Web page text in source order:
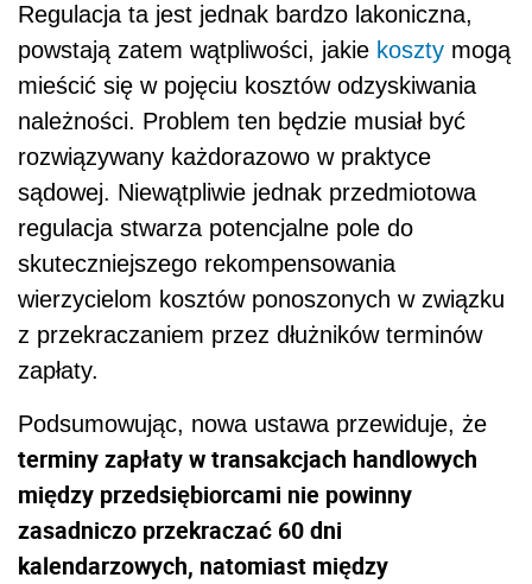
Regulacja ta jest jednak bardzo lakoniczna,
powstają zatem wątpliwości, jakie koszty mogą
mieścić się w pojęciu kosztów odzyskiwania
należności. Problem ten będzie musiał być
rozwiązywany każdorazowo w praktyce
sądowej. Niewątpliwie jednak przedmiotowa
regulacja stwarza potencjalne pole do
skuteczniejszego rekompensowania
wierzycielom kosztów ponoszonych w związku
z przekraczaniem przez dłużników terminów
zapłaty.
Podsumowując, nowa ustawa przewiduje, że
terminy zapłaty w transakcjach handlowych
między przedsiębiorcami nie powinny
zasadniczo przekraczać 60 dni
kalendarzowych, natomiast między